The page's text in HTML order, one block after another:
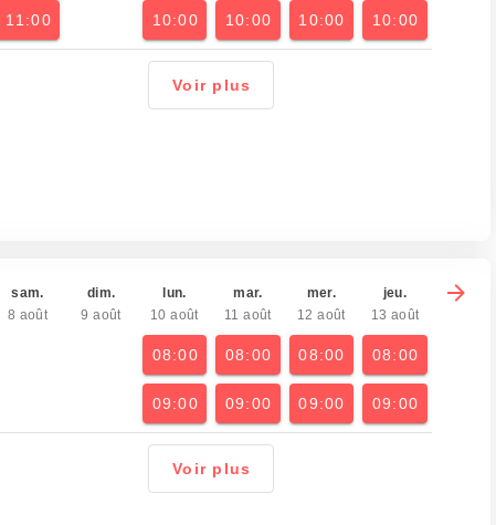
11:00 10:00 10:00 10:00 10:00
Voir plus
sam.
8 août
dim.
9 août
lun.
10 août
08:00
09:00
mar.
11 août
08:00
09:00
mer.
12 août
08:00
09:00
jeu.
13 août
08:00
09:00
Voir plus